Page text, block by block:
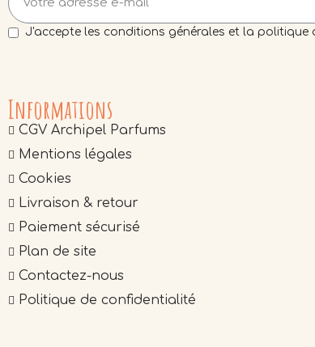
J'accepte les conditions générales et la politique
Informations
CGV Archipel Parfums
Mentions légales
Cookies
Livraison & retour
Paiement sécurisé
Plan de site
Contactez-nous
Politique de confidentialité